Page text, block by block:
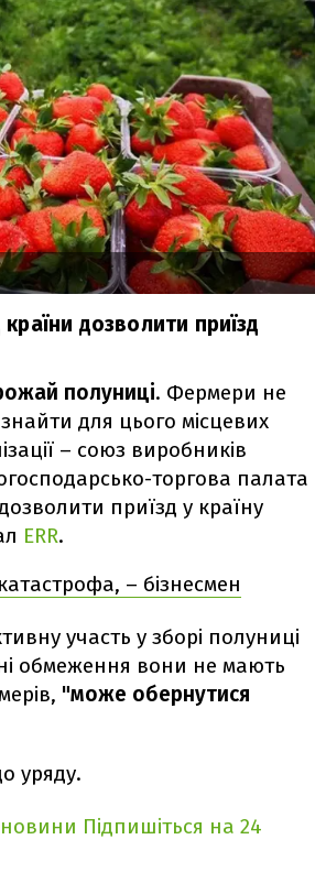
дозволити приїзд
полуниці. Фермери не
для цього місцевих
– союз виробників
торгова палата
приїзд у країну
ERR.
– бізнесмен
участь у зборі полуниці
обмеження вони не мають
"може обернутися
уряду.
Підпишіться на 24